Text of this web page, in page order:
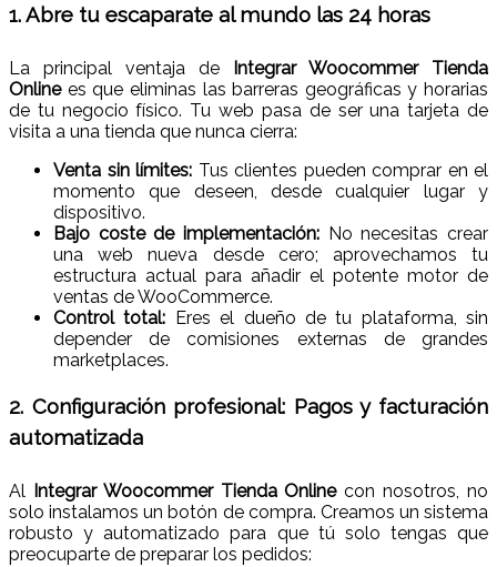
1. Abre tu escaparate al mundo las 24 horas
La principal ventaja de
Integrar Woocommer Tienda
Onlinees que eliminas las barreras geográficas y horarias
de tu negocio físico. Tu web pasa de ser una tarjeta de
visita a una tienda que nunca cierra:
Venta sin límites: Tus clientes pueden comprar en el
momento que deseen, desde cualquier lugar y
dispositivo.
Bajo coste de implementación: No necesitas crear
una web nueva desde cero; aprovechamos tu
estructura actual para añadir el potente motor de
ventas de WooCommerce.
Control total: Eres el dueño de tu plataforma, sin
depender de comisiones externas de grandes
marketplaces.
2. Configuración profesional: Pagos y facturación
automatizada
Al Integrar Woocommer Tienda Onlinecon nosotros, no
solo instalamos un botón de compra. Creamos un sistema
robusto y automatizado para que tú solo tengas que
preocuparte de preparar los pedidos: